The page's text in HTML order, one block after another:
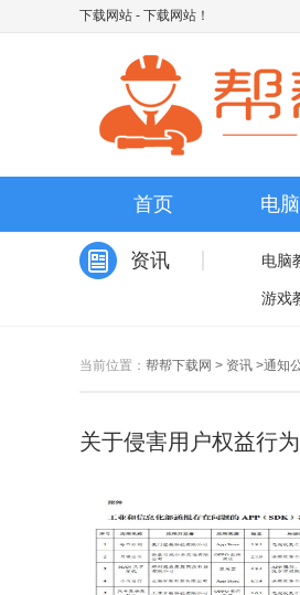
下载网站 - 下载网站！
首页 电
资讯 电脑
游戏
当前位置： 帮帮下载网 > 资讯 >通知
关于侵害用户权益行